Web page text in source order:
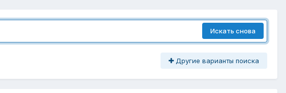
Искать снова
Другие варианты поиска